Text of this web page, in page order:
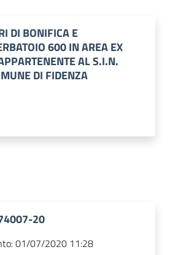
DI BONIFICA E
600 IN AREA EX
AL S.I.N.
DI FIDENZA
20
01/07/2020 11:28